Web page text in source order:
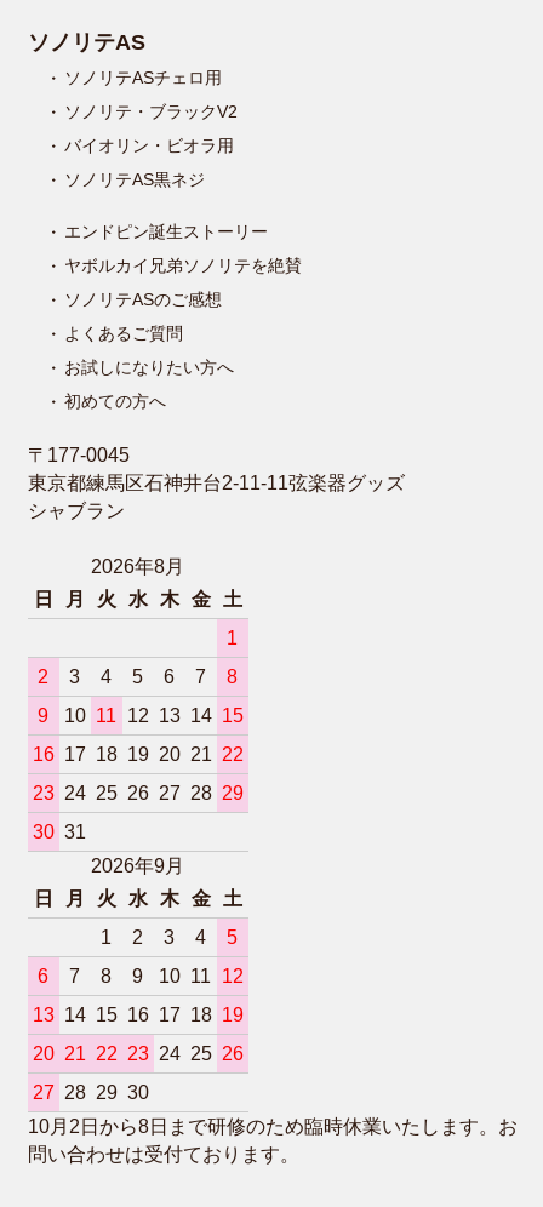
ソノリテAS
ソノリテASチェロ用
ソノリテ・ブラックV2
バイオリン・ビオラ用
ソノリテAS黒ネジ
エンドピン誕生ストーリー
ヤボルカイ兄弟ソノリテを絶賛
ソノリテASのご感想
よくあるご質問
お試しになりたい方へ
初めての方へ
〒177-0045
東京都練馬区石神井台2-11-11弦楽器グッズ
シャブラン
2026年8月
日
月 火 水 木 金
土
1
2
3 4 5 6 7
8
9
10 11 12 13 14 15
16 17 18 19 20 21 22
23 24 25 26 27 28 29
30 31
2026年9月
日
月 火 水 木 金
土
1
2 3 4
5
6
7 8 9 10 11
12
13 14 15 16 17 18 19
20 21 22 23 24 25 26
27 28 29 30
10月2日から8日まで研修のため臨時休業いたします。お
問い合わせは受付ております。